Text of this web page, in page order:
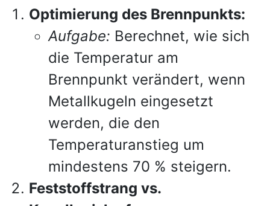
Optimierung des Brennpunkts:
Aufgabe: Berechnet, wie sich
die Temperatur am
Brennpunkt verändert, wenn
Metallkugeln eingesetzt
werden, die den
Temperaturanstieg um
mindestens 70 % steigern.
Feststoffstrang vs.